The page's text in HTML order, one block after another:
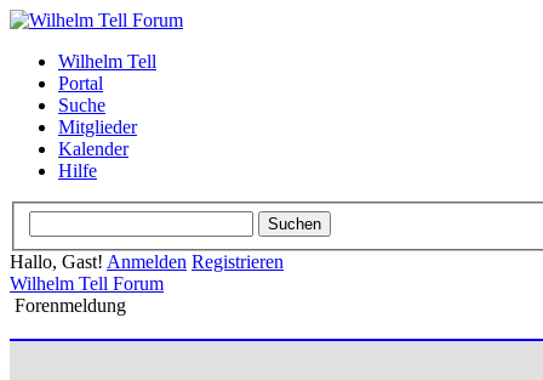
Wilhelm Tell
Portal
Suche
Mitglieder
Kalender
Hilfe
Hallo, Gast! Anmelden Registrieren
Wilhelm Tell Forum
Forenmeldung